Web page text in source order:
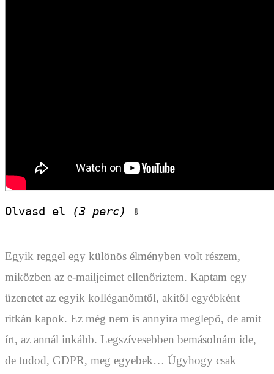
Olvasd el (3 perc) ⇩
Egyik reggel egy különös élményben volt részem,
miközben az e-mailjeimet ellenőriztem. Kaptam egy
üzenetet az egyik kolléganőmtől, akitől egyébként
ritkán kapok. Ez még nem is annyira meglepő, de amit
írt, az annál inkább. Legszívesebben bemásolnám ide,
de tudod, GDPR, meg egyebek… Úgyhogy csak